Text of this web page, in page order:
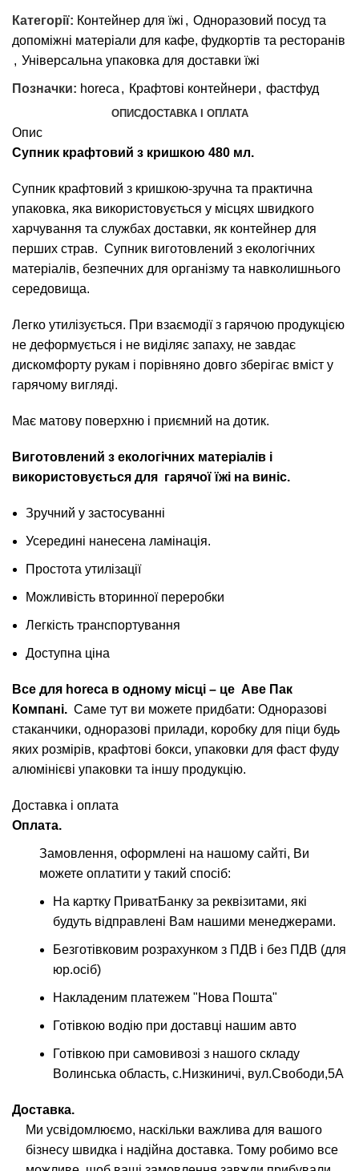
Категорії: Контейнер для їжі , Одноразовий посуд та
допоміжні матеріали для кафе, фудкортів та ресторанів
, Універсальна упаковка для доставки їжі
Позначки: horeca , Крафтові контейнери , фастфуд
ОПИСДОСТАВКА І ОПЛАТА
Опис
Супник крафтовий з кришкою 480 мл.
Супник крафтовий з кришкою-зручна та практична
упаковка, яка використовується у місцях швидкого
харчування та службах доставки, як контейнер для
перших страв. Супник виготовлений з екологічних
матеріалів, безпечних для організму та навколишнього
середовища.
Легко утилізується. При взаємодії з гарячою продукцією
не деформується і не виділяє запаху, не завдає
дискомфорту рукам і порівняно довго зберігає вміст у
гарячому вигляді.
Має матову поверхню і приємний на дотик.
Виготовлений з екологічних матеріалів і
використовується для гарячої їжі на виніс.
Зручний у застосуванні
Усередині нанесена ламінація.
Простота утилізації
Можливість вторинної переробки
Легкість транспортування
Доступна ціна
Все для horeca в одному місці – це Аве Пак
Компані. Саме тут ви можете придбати: Одноразові
стаканчики, одноразові прилади, коробку для піци будь
яких розмірів, крафтові бокси, упаковки для фаст фуду
алюмінієві упаковки та іншу продукцію.
Доставка і оплата
Оплата.
Замовлення, оформлені на нашому сайті, Ви
можете оплатити у такий спосіб:
На картку ПриватБанку за реквізитами, які
будуть відправлені Вам нашими менеджерами.
Безготівковим розрахунком з ПДВ і без ПДВ (для
юр.осіб)
Накладеним платежем "Нова Пошта"
Готівкою водію при доставці нашим авто
Готівкою при самовивозі з нашого складу
Волинська область, с.Низкиничі, вул.Свободи,5А
Доставка.
Ми усвідомлюємо, наскільки важлива для вашого
бізнесу швидка і надійна доставка. Тому робимо все